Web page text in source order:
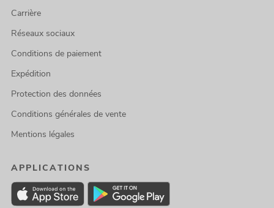
Carrière
Réseaux sociaux
Conditions de paiement
Expédition
Protection des données
Conditions générales de vente
Mentions légales
APPLICATIONS